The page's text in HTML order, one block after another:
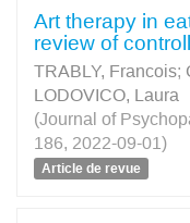
Art therapy in
review of
TRABLY, Francois;
LODOVICO, Laura
(Journal of
186, 2022-09-01)
Article de revue